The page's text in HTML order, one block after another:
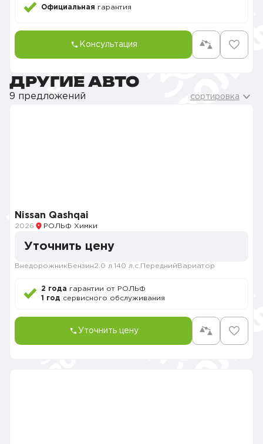
Официальная гарантия
Консультация
ДРУГИЕ АВТО
9 предложений сортировка
Nissan Qashqai
2026 РОЛЬФ Химки
Уточнить цену
Внедорожник Бензин2.0 л. 140 л.с. Передний Вариатор
2 года гарантии от РОЛЬФ
1 год сервисного обслуживания
Уточнить цену